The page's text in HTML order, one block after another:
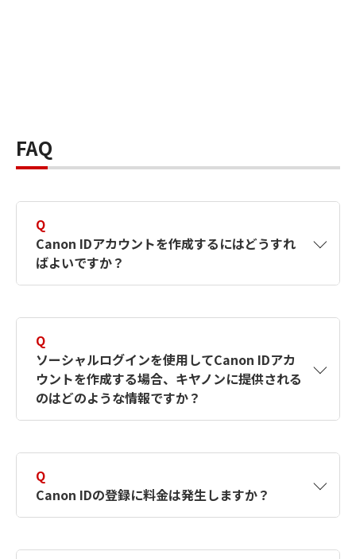
FAQ
Q
Canon IDアカウントを作成するにはどうすれ
ばよいですか？
す。詳しい作成方法は【カメラ】Canon IDとは
何ですか？Canon IDの作成方法は？をご確認く
ださい。
Q
ソーシャルログインを使用してCanon IDアカ
ウントを作成する場合、キヤノンに提供される
のはどのような情報ですか？
択したサービスから取得します。アカウントを
簡単に作成できるように、この情報を使用して
Canon IDの登録フォームを入力します。
Q
Canon IDの登録に料金は発生しますか？